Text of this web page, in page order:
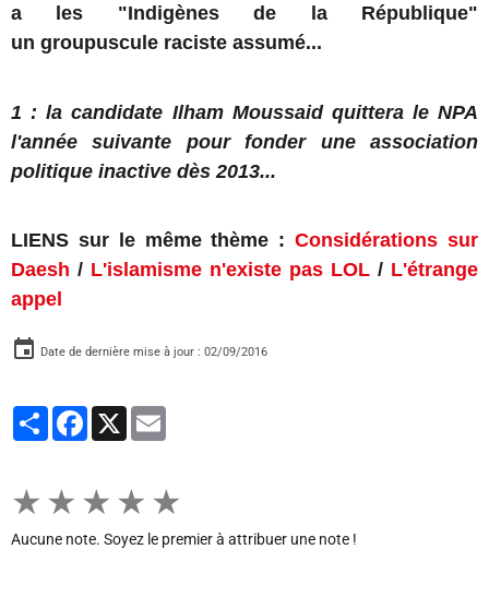
a les "Indigènes de la République"
un groupuscule raciste assumé...
1 : la candidate Ilham Moussaid quittera le NPA
l'année suivante pour fonder une association
politique inactive dès 2013...
LIENS sur le même thème :Considérations sur
Daesh / L'islamisme n'existe pas LOL / L'étrange
appel
Date de dernière mise à jour : 02/09/2016
PartagerFacebook
X
★ ★ ★ ★ ★
Aucune note. Soyez le premier à attribuer une note !